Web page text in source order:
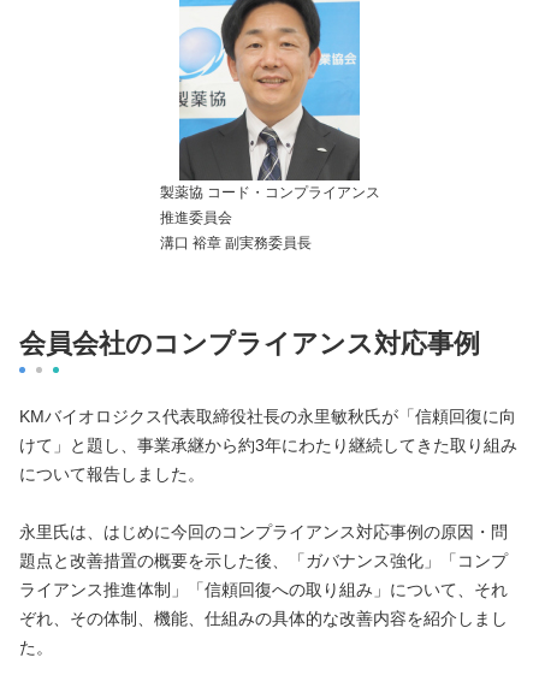
製薬協 コード・コンプライアンス
推進委員会
溝口 裕章 副実務委員長
会員会社のコンプライアンス対応事例
KMバイオロジクス代表取締役社長の永里敏秋氏が「信頼回復に向
けて」と題し、事業承継から約3年にわたり継続してきた取り組み
について報告しました。
永里氏は、はじめに今回のコンプライアンス対応事例の原因・問
題点と改善措置の概要を示した後、「ガバナンス強化」「コンプ
ライアンス推進体制」「信頼回復への取り組み」について、それ
ぞれ、その体制、機能、仕組みの具体的な改善内容を紹介しまし
た。